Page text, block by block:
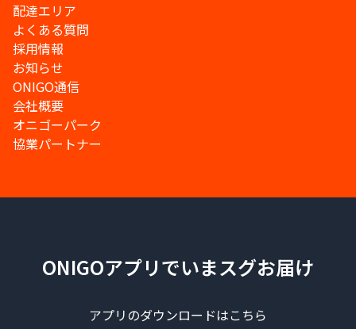
配達エリア
よくある質問
採用情報
お知らせ
ONIGO通信
会社概要
オニゴーパーク
協業パートナー
ONIGOアプリでいまスグお届け
アプリのダウンロードはこちら